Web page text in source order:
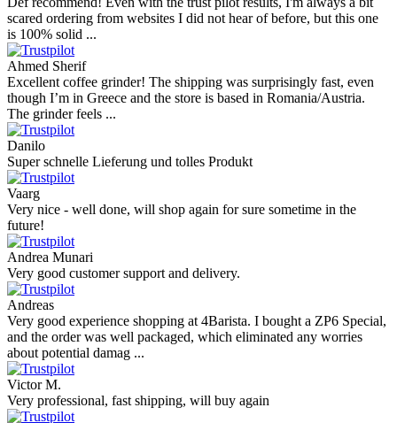
scared ordering from websites I did not hear of before, but this one
is 100% solid ...
Ahmed Sherif
Excellent coffee grinder! The shipping was surprisingly fast, even
though I’m in Greece and the store is based in Romania/Austria.
The grinder feels ...
Danilo
Super schnelle Lieferung und tolles Produkt
Vaarg
Very nice - well done, will shop again for sure sometime in the
future!
Andrea Munari
Very good customer support and delivery.
Andreas
Very good experience shopping at 4Barista. I bought a ZP6 Special,
and the order was well packaged, which eliminated any worries
about potential damag ...
Victor M.
Very professional, fast shipping, will buy again